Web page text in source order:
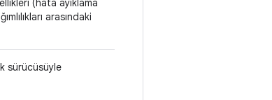
(hata ayıklama
arasındaki
sürücüsüyle